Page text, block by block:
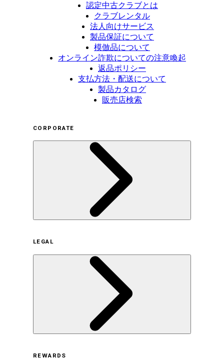
認定中古クラブとは
クラブレンタル
法人向けサービス
製品保証について
模倣品について
オンライン詐欺についての注意喚起
返品ポリシー
支払方法・配送について
製品カタログ
販売店検索
CORPORATE
サステナビリティの取り組み（日本）
サステナビリティの取り組み（米国/英語）
ヒストリー
採用情報
LEGAL
REWARDS